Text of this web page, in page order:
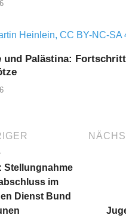
und Palästina:
Stellungnahme
im
Dienst Bund